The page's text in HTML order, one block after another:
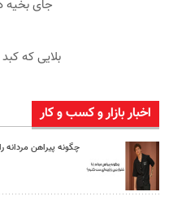
بلایی که
اخبار بازار و کسب و کار
چگونه پیراهن مردانه